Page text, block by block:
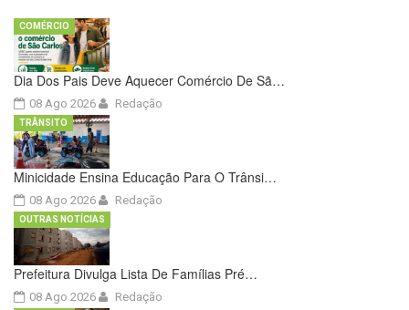
Dia Dos Pais Deve Aquecer Comércio De Sã…
08 Ago 2026
COMÉRCIO
Redação
Minicidade Ensina Educação Para O Trânsi…
08 Ago 2026
TRÂNSITO
Redação
Prefeitura Divulga Lista De Famílias Pré…
08 Ago 2026
OUTRAS NOTÍCIAS
Redação